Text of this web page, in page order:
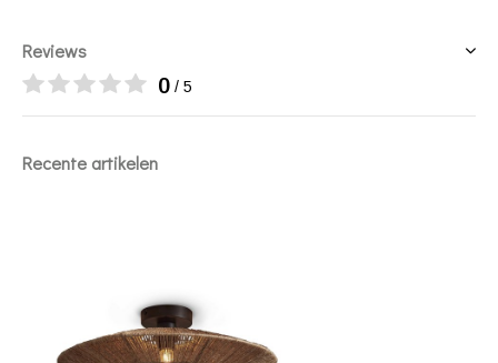
Reviews
0 / 5
Recente artikelen